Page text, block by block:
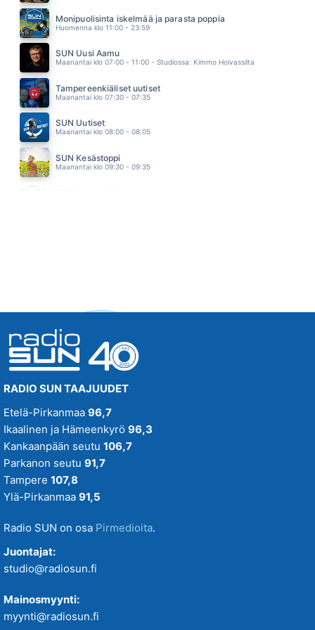
SOUVARIT
15.10
Monipuolisinta iskelmää ja parasta poppia
Huomenna klo 11:00 - 23:59
SUN Uusi Aamu
Maanantai klo 07:00 - 11:00 - Studiossa: Kimmo Hoivassilta
Tampereenkiäliset uutiset
Maanantai klo 07:30 - 07:35
SUN Uutiset
Maanantai klo 08:00 - 08:05
SUN Kesästoppi
Maanantai klo 09:30 - 09:35
RADIO SUN TAAJUUDET
Etelä-Pirkanmaa 96,7
Ikaalinen ja Hämeenkyrö 96,3
Kankaanpään seutu 106,7
Parkanon seutu 91,7
Tampere 107,8
Ylä-Pirkanmaa 91,5
Radio SUN on osa Pirmedioita.
Juontajat:
studio@radiosun.fi
Mainosmyynti:
myynti@radiosun.fi